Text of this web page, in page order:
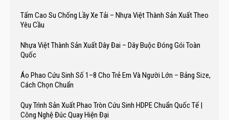
Tấm Cao Su Chống Lầy Xe Tải – Nhựa Việt Thành Sản Xuất Theo
Yêu Cầu
Nhựa Việt Thành Sản Xuất Dây Đai – Dây Buộc Đóng Gói Toàn
Quốc
Áo Phao Cứu Sinh Số 1–8 Cho Trẻ Em Và Người Lớn – Bảng Size,
Cách Chọn Chuẩn
Quy Trình Sản Xuất Phao Tròn Cứu Sinh HDPE Chuẩn Quốc Tế |
Công Nghệ Đúc Quay Hiện Đại